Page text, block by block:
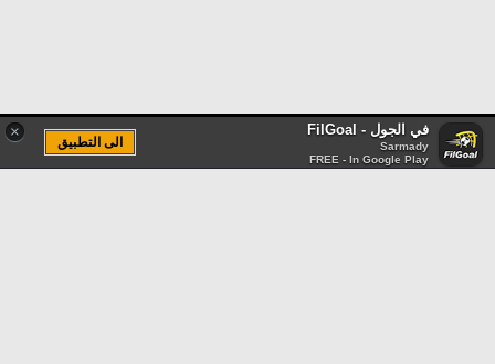
× في الجول - FilGoal
Sarmady
FREE - In Google Play
الى التطبيق